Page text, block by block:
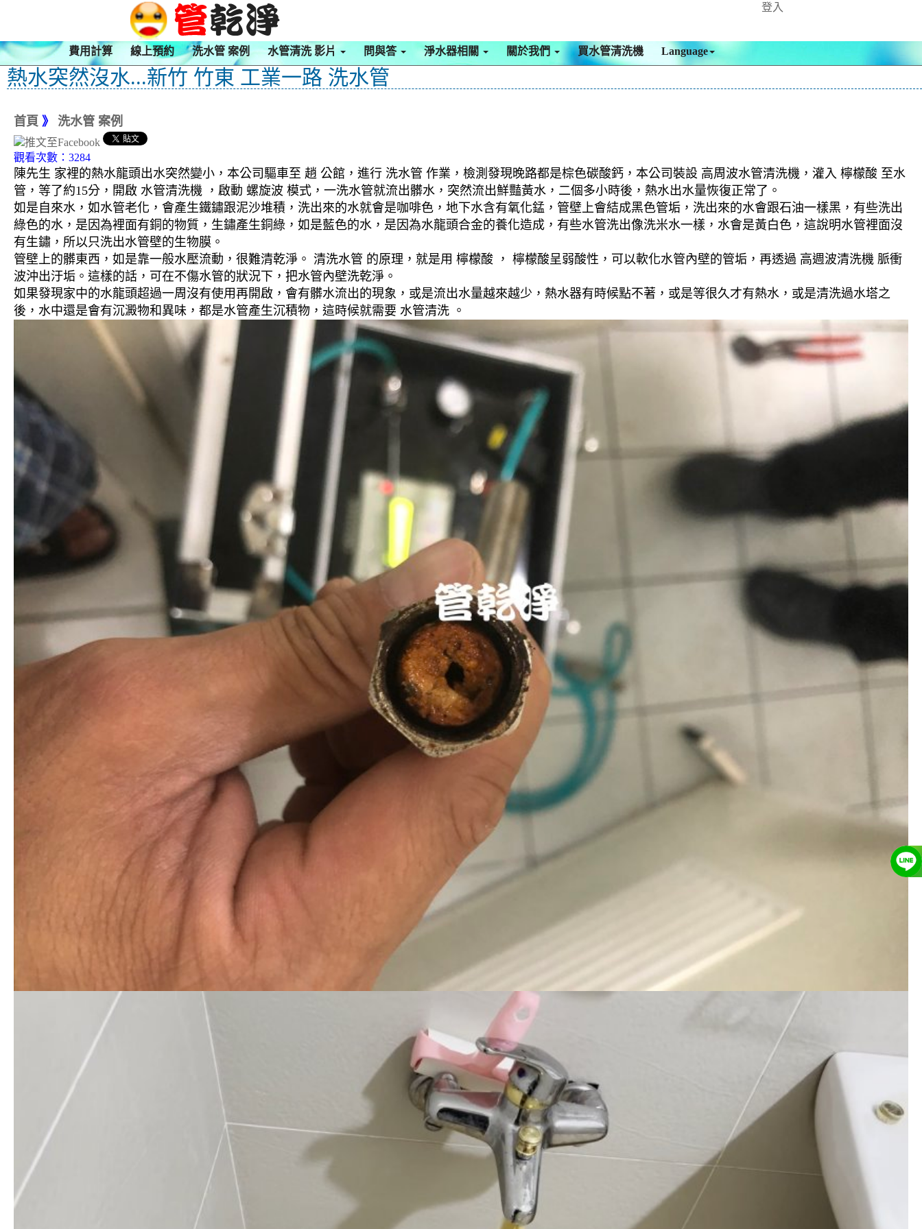
登入
費用計算 線上預約 洗水管 案例 水管清洗 影片 問與答 淨水器相關 關於我們 買水管清洗機 Language
熱水突然沒水...新竹 竹東 工業一路 洗水管
首頁 》 洗水管 案例
觀看次數：3284
陳先生 家裡的熱水龍頭出水突然變小，本公司驅車至 趙 公館，進行 洗水管 作業，檢測發現晚路都是棕色碳酸鈣，本公司裝設 高周波水管清洗機，灌入 檸檬酸 至水
管，等了約15分，開啟 水管清洗機 ，啟動 螺旋波 模式，一洗水管就流出髒水，突然流出鮮豔黃水，二個多小時後，熱水出水量恢復正常了。
如是自來水，如水管老化，會產生鐵鏽跟泥沙堆積，洗出來的水就會是咖啡色，地下水含有氧化錳，管壁上會結成黑色管垢，洗出來的水會跟石油一樣黑，有些洗出
綠色的水，是因為裡面有銅的物質，生鏽產生銅綠，如是藍色的水，是因為水龍頭合金的養化造成，有些水管洗出像洗米水一樣，水會是黃白色，這說明水管裡面沒
有生鏽，所以只洗出水管壁的生物膜。
管壁上的髒東西，如是靠一般水壓流動，很難清乾淨。 清洗水管 的原理，就是用 檸檬酸 ， 檸檬酸呈弱酸性，可以軟化水管內壁的管垢，再透過 高週波清洗機 脈衝
波沖出汙垢。這樣的話，可在不傷水管的狀況下，把水管內壁洗乾淨。
如果發現家中的水龍頭超過一周沒有使用再開啟，會有髒水流出的現象，或是流出水量越來越少，熱水器有時候點不著，或是等很久才有熱水，或是清洗過水塔之
後，水中還是會有沉澱物和異味，都是水管產生沉積物，這時候就需要 水管清洗 。